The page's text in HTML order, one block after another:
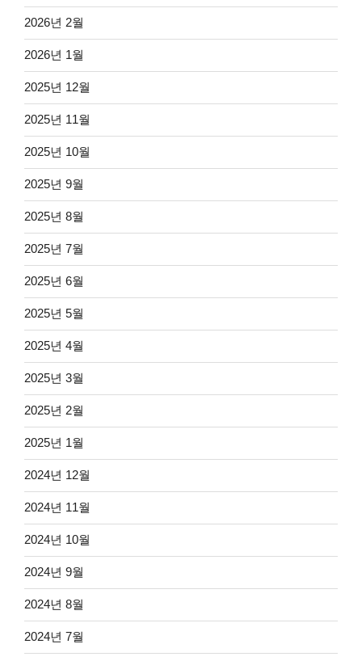
2026년 2월
2026년 1월
2025년 12월
2025년 11월
2025년 10월
2025년 9월
2025년 8월
2025년 7월
2025년 6월
2025년 5월
2025년 4월
2025년 3월
2025년 2월
2025년 1월
2024년 12월
2024년 11월
2024년 10월
2024년 9월
2024년 8월
2024년 7월